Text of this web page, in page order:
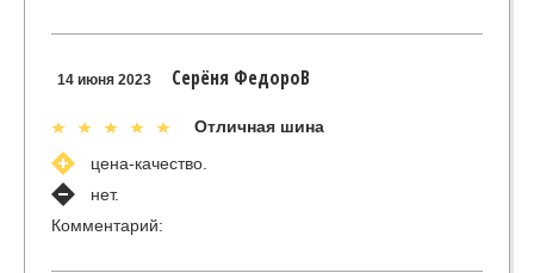
14 июня 2023 Серёня ФедороВ
Отличная шина
цена-качество.
нет.
Комментарий: